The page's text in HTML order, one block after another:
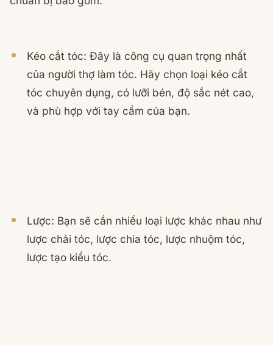
Kéo cắt tóc: Đây là công cụ quan trọng nhất
của người thợ làm tóc. Hãy chọn loại kéo cắt
tóc chuyên dụng, có lưỡi bén, độ sắc nét cao,
và phù hợp với tay cầm của bạn.
Lược: Bạn sẽ cần nhiều loại lược khác nhau như
lược chải tóc, lược chia tóc, lược nhuộm tóc,
lược tạo kiểu tóc.